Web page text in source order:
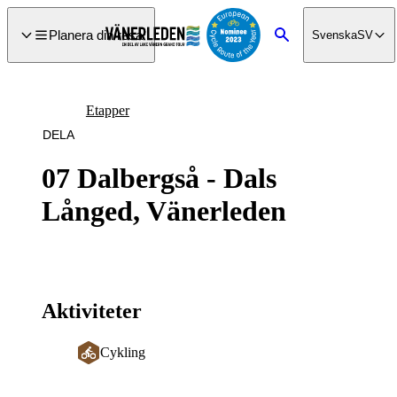
till
Planera din resa
Sök SvenskaSV
07 Dalbergså - Dals
Långed, Vänerleden
Etapper
DELA
Aktiviteter
Cykling